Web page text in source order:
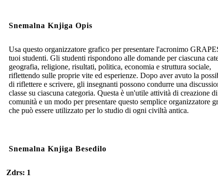
Snemalna Knjiga Opis
Usa questo organizzatore grafico per presentare l'acronimo
tuoi studenti. Gli studenti rispondono alle domande per ciascuna
geografia, religione, risultati, politica, economia e struttura sociale,
riflettendo sulle proprie vite ed esperienze. Dopo aver avuto la
di riflettere e scrivere, gli insegnanti possono condurre una
classe su ciascuna categoria. Questa è un'utile attività di creazione di
comunità e un modo per presentare questo semplice organizzatore
che può essere utilizzato per lo studio di ogni civiltà antica.
Snemalna Knjiga Besedilo
Zdrs: 1